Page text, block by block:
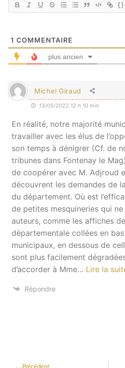
{}
1 COMMENTAIRE
plus ancien
Michel Giraud
13/05/2022 12 h 10 min
En réalité, notre majorité
travailler avec les élus de
son temps à dénigrer (Cf. de
tribunes dans Fontenay le
de coopérer avec M. Adjroud
découvrent les demandes de
du département. Où est
de petites mesquineries qui
auteurs, comme les affiches
départementale collées en
municipaux, en dessous de
sont plus facilement
d’accorder à Mme… Lire la
Répondre
Précédent